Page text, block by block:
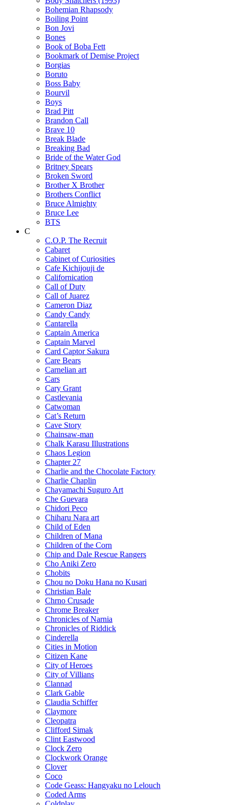
Bohemian Rhapsody
Boiling Point
Bon Jovi
Bones
Book of Boba Fett
Bookmark of Demise Project
Borgias
Boruto
Boss Baby
Bourvil
Boys
Brad Pitt
Brandon Call
Brave 10
Break Blade
Breaking Bad
Bride of the Water God
Britney Spears
Broken Sword
Brother X Brother
Brothers Conflict
Bruce Almighty
Bruce Lee
BTS
C
C.O.P. The Recruit
Cabaret
Cabinet of Curiosities
Cafe Kichijouji de
Californication
Call of Duty
Call of Juarez
Cameron Diaz
Candy Candy
Cantarella
Captain America
Captain Marvel
Card Captor Sakura
Care Bears
Carnelian art
Cars
Cary Grant
Castlevania
Catwoman
Cat’s Return
Cave Story
Chainsaw-man
Chalk Karasu Illustrations
Chaos Legion
Chapter 27
Charlie and the Chocolate Factory
Charlie Chaplin
Chayamachi Suguro Art
Che Guevara
Chidori Peco
Chiharu Nara art
Child of Eden
Children of Mana
Children of the Corn
Chip and Dale Rescue Rangers
Cho Aniki Zero
Chobits
Chou no Doku Hana no Kusari
Christian Bale
Chrno Crusade
Chrome Breaker
Chronicles of Narnia
Chronicles of Riddick
Cinderella
Cities in Motion
Citizen Kane
City of Heroes
City of Villians
Clannad
Clark Gable
Claudia Schiffer
Claymore
Cleopatra
Clifford Simak
Clint Eastwood
Clock Zero
Clockwork Orange
Clover
Coco
Code Geass: Hangyaku no Lelouch
Coded Arms